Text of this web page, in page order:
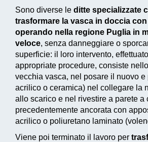
Sono diverse le ditte specializzate
trasformare la vasca in doccia
operando nella regione Puglia in
veloce, senza danneggiare o
superficie: il loro intervento,
appropriate procedure, consiste
vecchia vasca, nel posare il nuovo e
acrilico o ceramica) nel collegare la
allo scarico e nel rivestire a parete a
precedentemente ancorata con
acrilico o poliuretano laminato
Viene poi terminato il lavoro per